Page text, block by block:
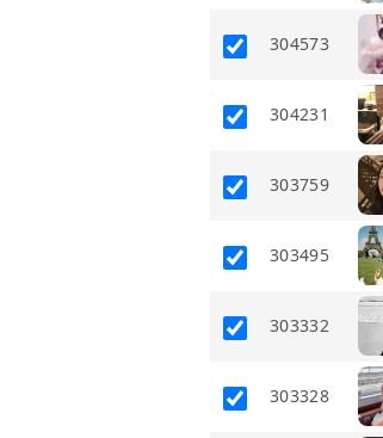
304573
304231
303759
303495
303332
303328